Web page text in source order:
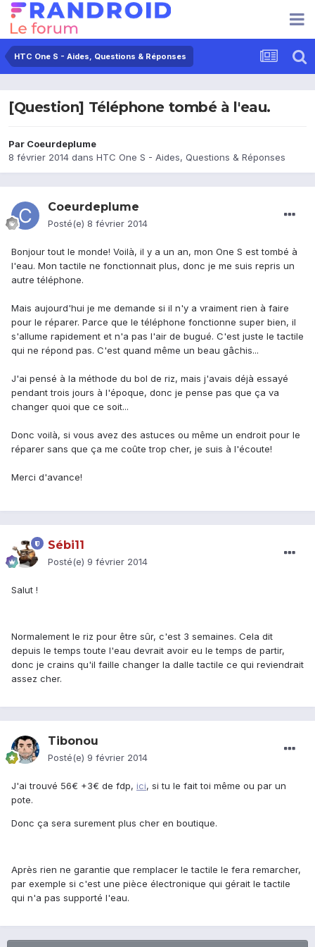
HTC One S - Aides, Questions & Réponses
[Question] Téléphone tombé à l'eau.
Par Coeurdeplume
8 février 2014 dans HTC One S - Aides, Questions & Réponses
Coeurdeplume
Posté(e) 8 février 2014
Bonjour tout le monde! Voilà, il y a un an, mon One S est tombé à
l'eau. Mon tactile ne fonctionnait plus, donc je me suis repris un
autre téléphone.
Mais aujourd'hui je me demande si il n'y a vraiment rien à faire
pour le réparer. Parce que le téléphone fonctionne super bien, il
s'allume rapidement et n'a pas l'air de bugué. C'est juste le tactile
qui ne répond pas. C'est quand même un beau gâchis...
J'ai pensé à la méthode du bol de riz, mais j'avais déjà essayé
pendant trois jours à l'époque, donc je pense pas que ça va
changer quoi que ce soit...
Donc voilà, si vous avez des astuces ou même un endroit pour le
réparer sans que ça me coûte trop cher, je suis à l'écoute!
Merci d'avance!
Sébi11
Posté(e) 9 février 2014
Salut !
Normalement le riz pour être sûr, c'est 3 semaines. Cela dit
depuis le temps toute l'eau devrait avoir eu le temps de partir,
donc je crains qu'il faille changer la dalle tactile ce qui reviendrait
assez cher.
Tibonou
Posté(e) 9 février 2014
J'ai trouvé 56€ +3€ de fdp, ici, si tu le fait toi même ou par un
pote.
Donc ça sera surement plus cher en boutique.
Après rien ne garantie que remplacer le tactile le fera remarcher,
par exemple si c'est une pièce électronique qui gérait le tactile
qui n'a pas supporté l'eau.